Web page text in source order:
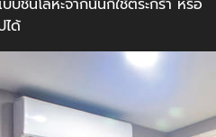
บชั้นโลหะจากนั้นก็ใช้ตระกร้า หรือ
ได้